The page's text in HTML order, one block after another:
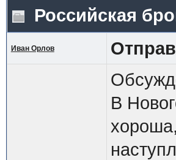
Российская
Иван Орлов
В